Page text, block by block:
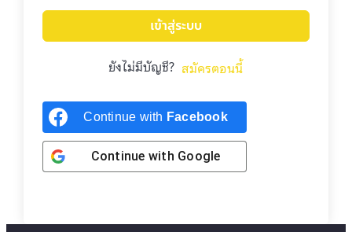
เข้าสู่ระบบ
ยังไม่มีบัญชี? สมัครตอนนี้
Continue with Facebook
Continue with Google